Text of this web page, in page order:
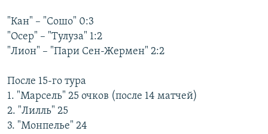
поиску
СЕВЕР.РЕАЛИИ
СИБИРЬ.РЕАЛИИ
РАСПИСАНИЕ ВЕЩАНИЯ
ПОДПИШИТЕСЬ НА РАССЫЛКУ
СОЦИАЛЬНЫЕ СЕТИ
"Кан" – "Сошо" 0:3
"Осер" – "Тулуза" 1:2
"Лион" – "Пари Сен-Жермен" 2:2
После 15-го тура
1. "Марсель" 25 очков (после 14 матчей)
2. "Лилль" 25
3. "Монпелье" 24